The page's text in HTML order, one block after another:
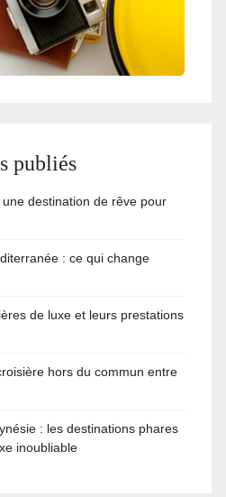
publiés
destination de rêve pour
: ce qui change
de luxe et leurs prestations
hors du commun entre
: les destinations phares
inoubliable